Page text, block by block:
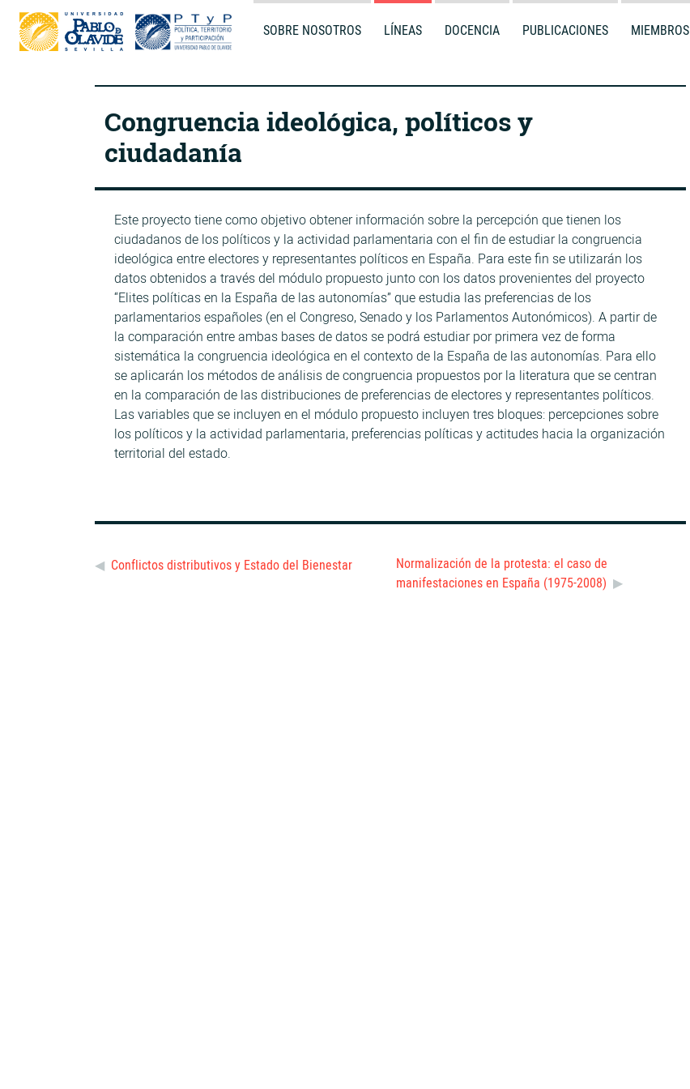
SOBRE NOSOTROS LÍNEAS DOCENCIA PUBLICACIONES MIEMBROS
Congruencia ideológica, políticos y
ciudadanía
Este proyecto tiene como objetivo obtener información sobre la percepción que tienen los
ciudadanos de los políticos y la actividad parlamentaria con el fin de estudiar la congruencia
ideológica entre electores y representantes políticos en España. Para este fin se utilizarán los
datos obtenidos a través del módulo propuesto junto con los datos provenientes del proyecto
“Elites políticas en la España de las autonomías” que estudia las preferencias de los
parlamentarios españoles (en el Congreso, Senado y los Parlamentos Autonómicos). A partir de
la comparación entre ambas bases de datos se podrá estudiar por primera vez de forma
sistemática la congruencia ideológica en el contexto de la España de las autonomías. Para ello
se aplicarán los métodos de análisis de congruencia propuestos por la literatura que se centran
en la comparación de las distribuciones de preferencias de electores y representantes políticos.
Las variables que se incluyen en el módulo propuesto incluyen tres bloques: percepciones sobre
los políticos y la actividad parlamentaria, preferencias políticas y actitudes hacia la organización
territorial del estado.
Conflictos distributivos y Estado del Bienestar
Normalización de la protesta: el caso de
manifestaciones en España (1975-2008)